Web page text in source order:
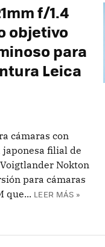
f/1.4
objetivo
para
Leica
cámaras con
japonesa filial de
Nokton
para cámaras
que... LEER MÁS »